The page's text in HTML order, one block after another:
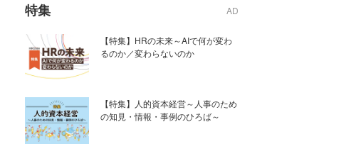
特集 AD
【特集】HRの未来～AIで何が変わ
るのか／変わらないのか
【特集】人的資本経営～人事のため
の知見・情報・事例のひろば～